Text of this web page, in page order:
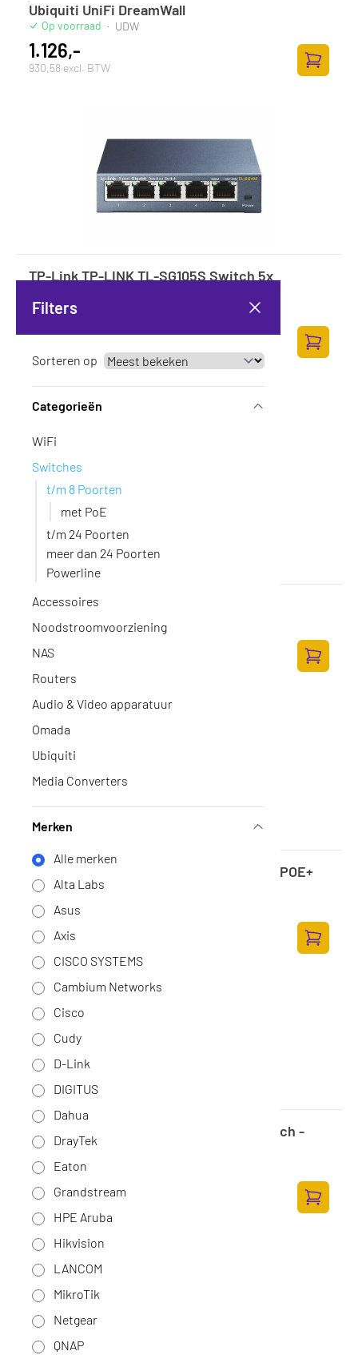
Filters
Sorteren op
Categorieën
WiFi
Switches
t/m 8 Poorten
met PoE
t/m 24 Poorten
meer dan 24 Poorten
Powerline
Accessoires
Noodstroomvoorziening
NAS
Routers
Audio & Video apparatuur
Omada
Ubiquiti
Media Converters
Merken
Alle merken
Alta Labs
Asus
Axis
CISCO SYSTEMS
Cambium Networks
Cisco
Cudy
D-Link
DIGITUS
Dahua
DrayTek
Eaton
Grandstream
HPE Aruba
Hikvision
LANCOM
MikroTik
Netgear
QNAP
Ubiquiti UniFi DreamWall
Op voorraad · UDW
1.126,-
930,58 excl. BTW
TP-Link TP-LINK TL-SG105S Switch 5x
Op voorraad
47,-
ZyXel GS1100-10HP v2
Op voorraad GS1100-10HP-EU0102F
145,-
Netgear 5PT GE UNMANAGED SWCH W/POE+
(GS305P)
Op voorraad
74,-
61,16 excl. BTW
ZyXel XMG-100 Series XMG-108HP - switch -
onbeheerd - 8 poorten
Op voorraad
154,-